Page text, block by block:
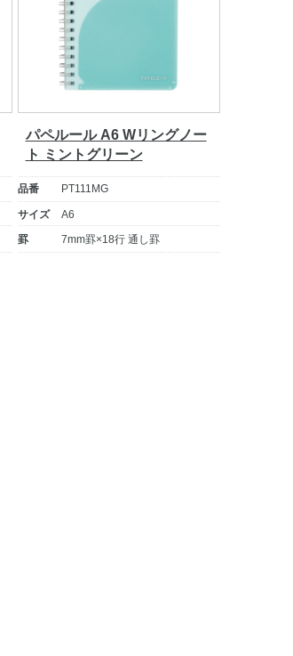
パペルール A6 Wリングノー
ト ミントグリーン
品番 PT111MG
サイズ A6
罫 7mm罫×18行 通し罫